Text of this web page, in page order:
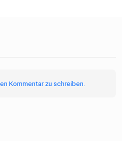
Kommentar zu schreiben.